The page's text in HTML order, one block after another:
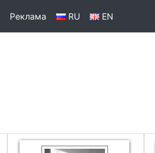
Реклама RU EN